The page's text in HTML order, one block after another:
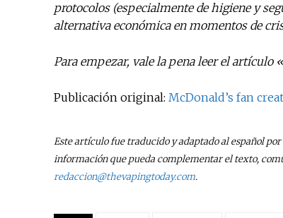
protocolos (especialmente de higiene y
alternativa económica en momentos de
Para empezar, vale la pena leer el artículo «
Publicación original: McDonald’s fan
Este artículo fue traducido y adaptado al español
información que pueda complementar el texto,
redaccion@thevapingtoday.com.